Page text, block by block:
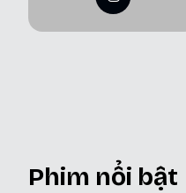
Phim nổi bật